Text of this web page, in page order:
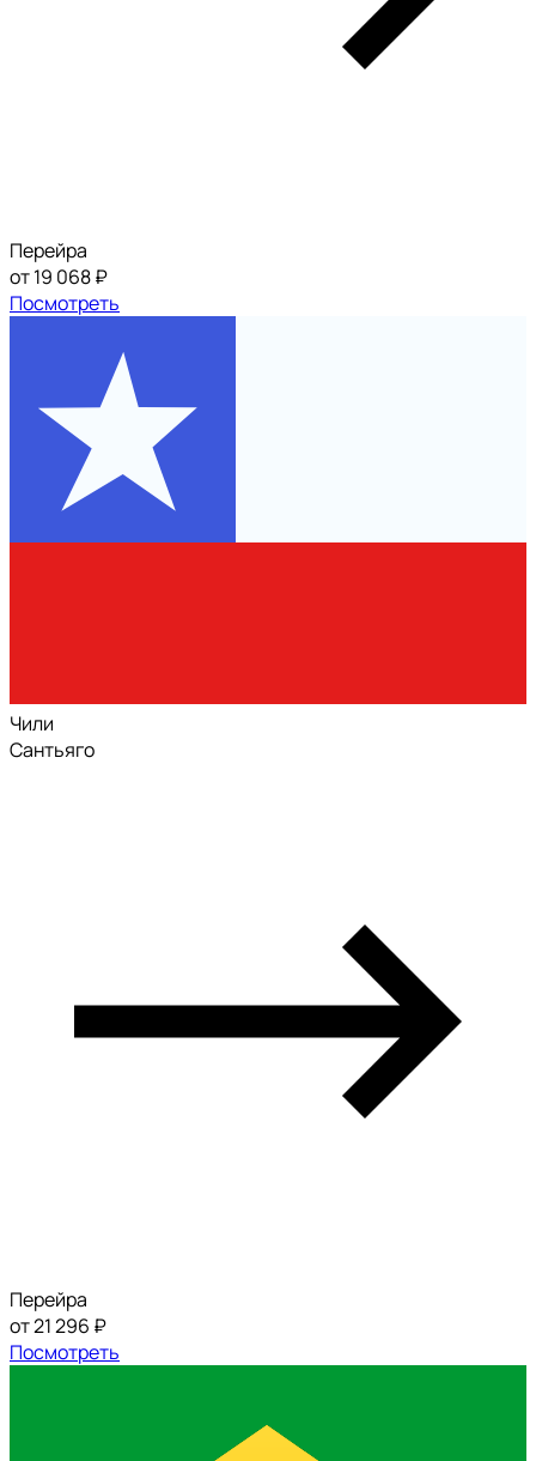
Перейра
от 19 068 ₽
Посмотреть
Чили
Сантьяго
Перейра
от 21 296 ₽
Посмотреть